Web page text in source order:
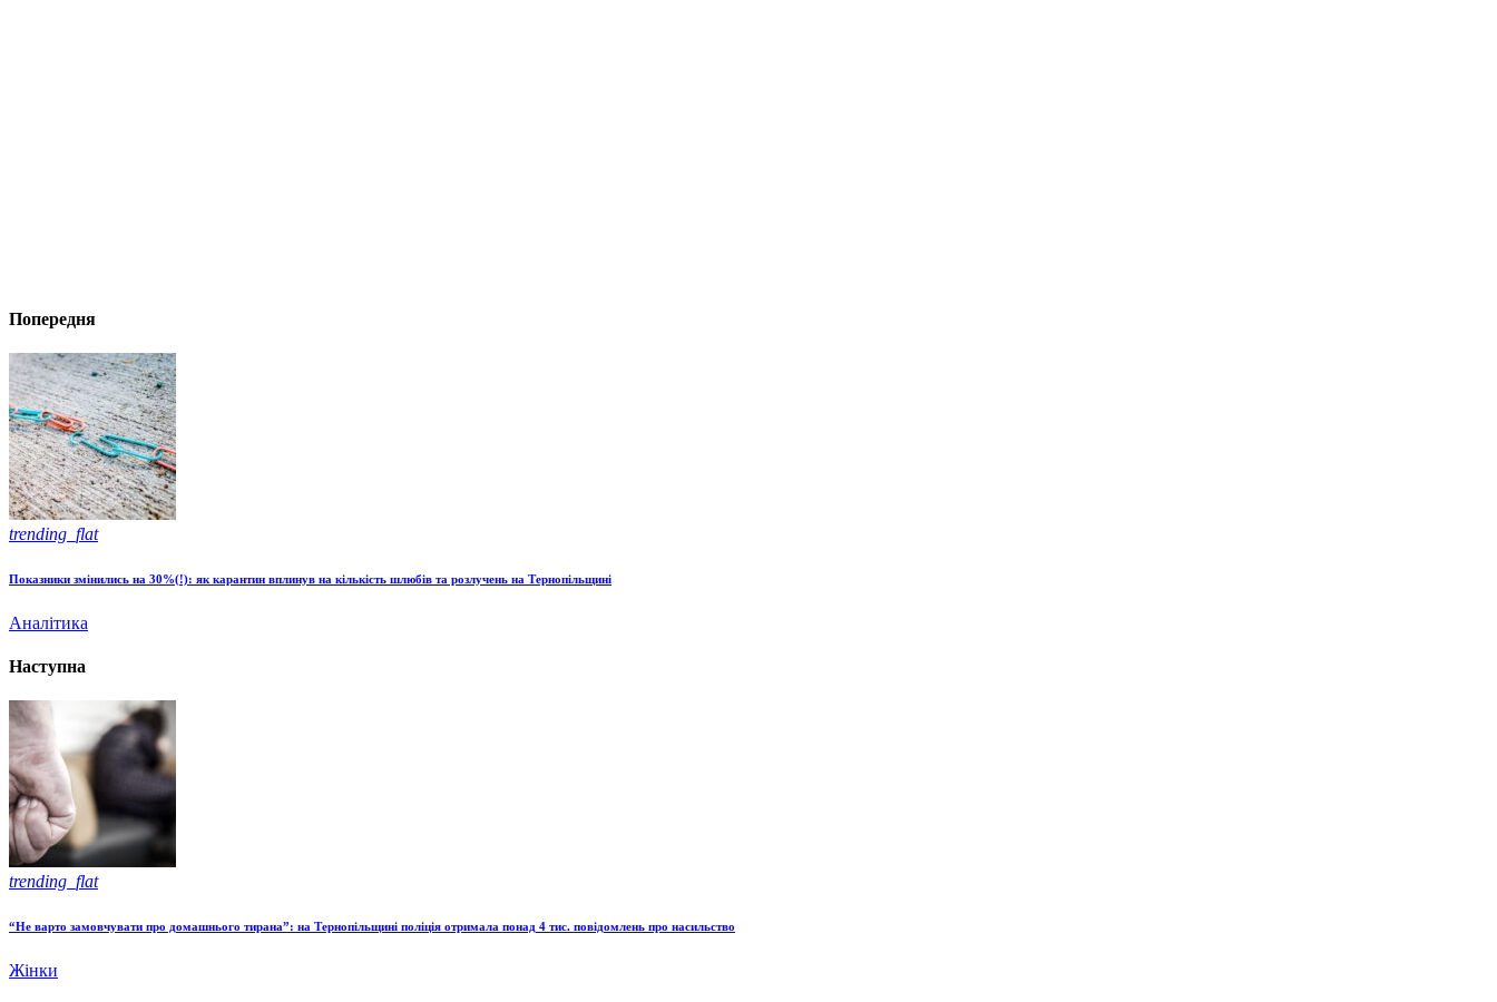
Попередня
trending_flat
Показники змінились на 30%(!): як карантин вплинув на кількість шлюбів та розлучень на Тернопільщині
Аналітика
Наступна
trending_flat
“Не варто замовчувати про домашнього тирана”: на Тернопільщині поліція отримала понад 4 тис. повідомлень про насильство
Жінки